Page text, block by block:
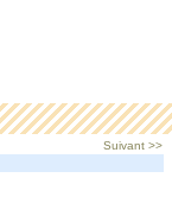
Suivant >>